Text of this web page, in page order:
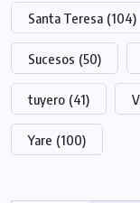
Santa Teresa (104)
Sucesos (50)
tuyero (41)
Yare (100)